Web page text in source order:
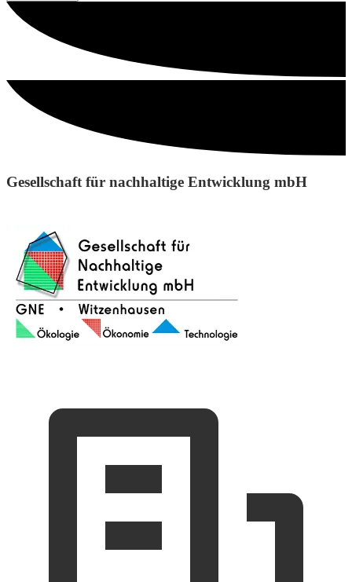
Gesellschaft für nachhaltige Entwicklung mbH